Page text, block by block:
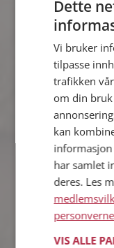
Dette
Vi bruker
tilpasse
trafikken
om din
kan
har samlet
deres. Les
VIS ALLE